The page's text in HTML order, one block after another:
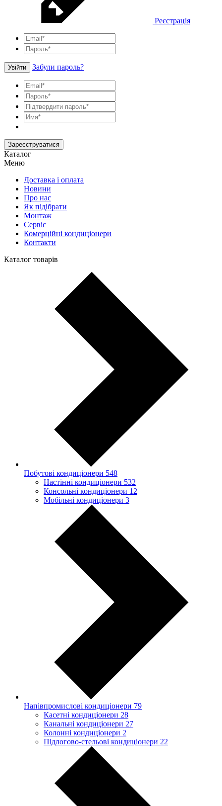
Реєстрація
Увійти Забули пароль?
Зареєструватися
Каталог
Меню
Доставка і оплата
Новини
Про нас
Як підібрати
Монтаж
Сервіс
Комерційні кондиціонери
Контакти
Каталог товарів
Побутові кондиціонери 548
Настінні кондиціонери 532
Консольні кондиціонери 12
Мобільні кондиціонери 3
Напівпромислові кондиціонери 79
Касетні кондиціонери 28
Канальні кондиціонери 27
Колонні кондиціонери 2
Підлогово-стельові кондиціонери 22